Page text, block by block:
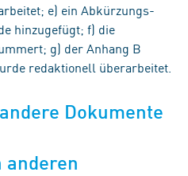
e) ein Abkürzungs-
hinzugefügt; f) die
g) der Anhang B
redaktionell überarbeitet.
Dokumente
anderen